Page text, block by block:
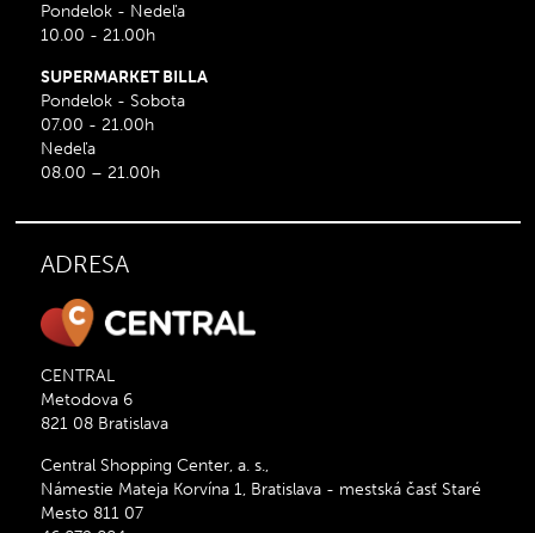
Pondelok - Nedeľa
10.00 - 21.00h
SUPERMARKET BILLA
Pondelok - Sobota
07.00 - 21.00h
Nedeľa
08.00 – 21.00h
ADRESA
CENTRAL
Metodova 6
821 08 Bratislava
Central Shopping Center, a. s.,
Námestie Mateja Korvína 1, Bratislava - mestská časť Staré
Mesto 811 07